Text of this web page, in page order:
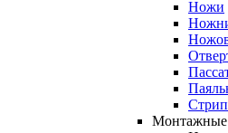
Ножи
Монтажные